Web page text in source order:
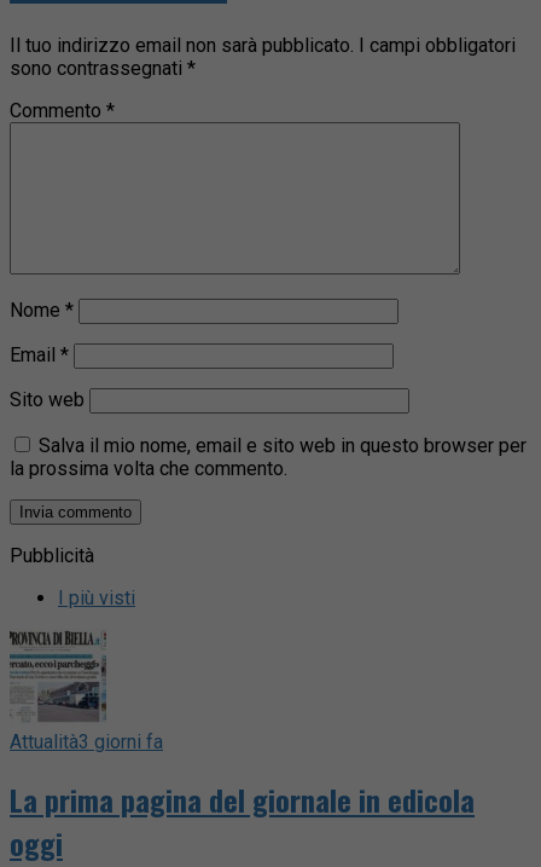
Il tuo indirizzo email non sarà pubblicato.
I campi obbligatori
sono contrassegnati *
Commento *
Nome *
Email *
Sito web
Salva il mio nome, email e sito web in questo browser per
la prossima volta che commento.
Pubblicità
I più visti
Attualità3 giorni fa
La prima pagina del giornale in edicola
oggi